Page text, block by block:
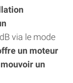
via le mode
un moteur
un